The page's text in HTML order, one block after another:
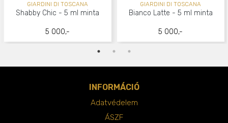
5 000,-
GIARDINI DI TOSCANA
Shabby Chic - 5 ml minta
5 000,-
GIARDINI DI TOSCANA
Bianco Latte - 5 ml minta
INFORMÁCIÓ
Adatvédelem
ÁSZF